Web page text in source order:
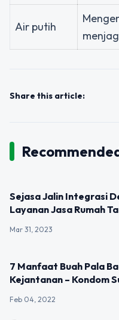
Air putih
Share this article:
Sejasa Jalin Integrasi
Layanan Jasa Rumah
Mar 31, 2023
7 Manfaat Buah Pala
Kejantanan – Kondom
Feb 04, 2022